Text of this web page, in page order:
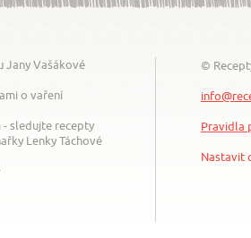
Jany Vašákové
o vaření
sledujte recepty
Lenky Táchové
©
Pravidla
Nastavit